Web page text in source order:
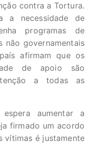
contra a Tortura.
a necessidade de
programas de
não governamentais
afirmam que os
de apoio são
a todas as
aumentar a
firmado um acordo
vítimas é justamente